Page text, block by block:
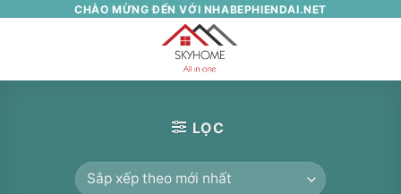
CHÀO MỪNG ĐẾN VỚI NHABEPHIENDAI.NET
LỌC